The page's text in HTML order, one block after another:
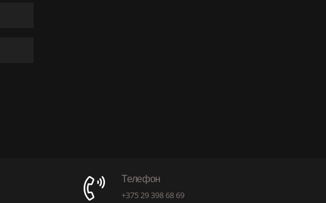
Телефон
+375 29 398 68 69